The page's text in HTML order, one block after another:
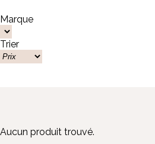
Marque
Trier
Aucun produit trouvé.